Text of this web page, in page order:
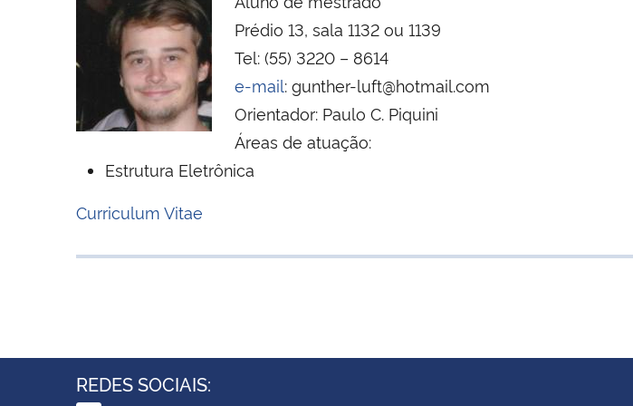
Prédio 13, sala 1132 ou 1139
Tel: (55) 3220 – 8614
e-mail: gunther-luft@hotmail.com
Orientador: Paulo C. Piquini
Áreas de atuação:
Estrutura Eletrônica
Curriculum Vitae
REDES SOCIAIS: